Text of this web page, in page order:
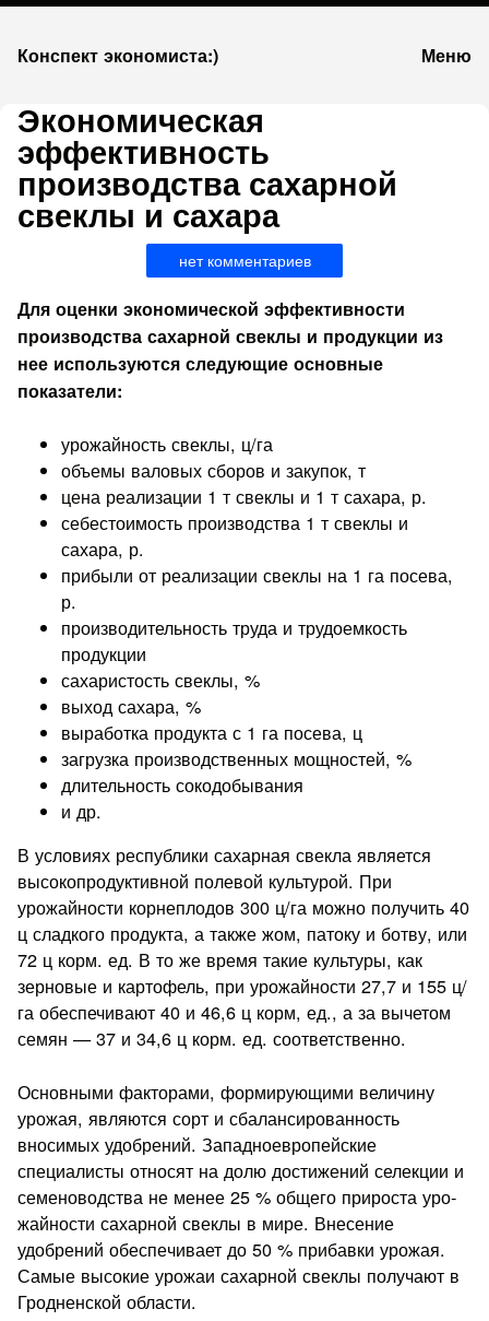
Конспект экономиста:) Меню
Экономическая
эффективность
производства сахарной
свеклы и сахара
нет комментариев
Для оценки экономической эффективности
производства са­харной свеклы и продукции из
нее используются следующие основные
показатели:
урожайность свеклы, ц/га
объемы ва­ловых сборов и закупок, т
цена реализации 1 т свеклы и 1 т саха­ра, р.
себестоимость производства 1 т свеклы и
сахара, р.
прибы­ли от реализации свеклы на 1 га посева,
р.
производительность труда и трудоемкость
продукции
сахаристость свеклы, %
вы­ход сахара, %
выработка продукта с 1 га посева, ц
загрузка производственных мощностей, %
длительность сокодобывания
и др.
В условиях республики сахарная свекла является
высоко­продуктивной полевой культурой. При
урожайности корнепло­дов 300 ц/га можно получить 40
ц сладкого продукта, а также жом, патоку и ботву, или
72 ц корм. ед. В то же время такие культуры, как
зерновые и картофель, при урожайности 27,7 и 155 ц/
га обеспечивают 40 и 46,6 ц корм, ед., а за вычетом
се­мян — 37 и 34,6 ц корм. ед. соответственно.
Основными факторами, формирующими величину
урожая, являются сорт и сбалансированность
вносимых удобрений. За­падноевропейские
специалисты относят на долю достижений селекции и
семеноводства не менее 25 % общего прироста уро­
жайности сахарной свеклы в мире. Внесение
удобрений обеспе­чивает до 50 % прибавки урожая.
Самые высокие урожаи са­харной свеклы получают в
Гродненской области.